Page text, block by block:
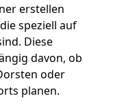
erstellen
speziell auf
Diese
davon, ob
oder
planen.